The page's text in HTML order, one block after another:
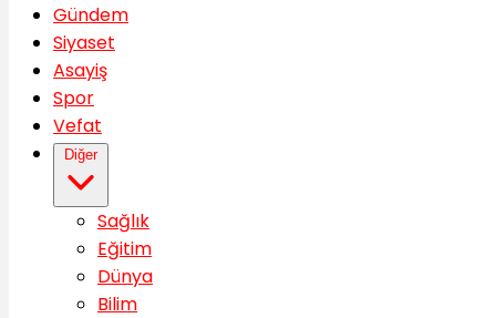
Gündem
Siyaset
Asayiş
Spor
Vefat
Diğer
Sağlık
Eğitim
Dünya
Bilim